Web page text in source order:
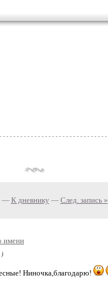
— К дневнику — След. запись »
имени
)
Ниночка,благодарю!